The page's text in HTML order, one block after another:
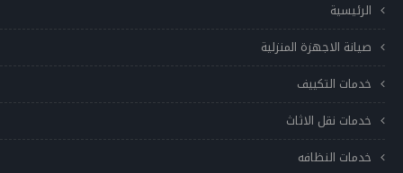
الرئيسية
صيانة الاجهزة المنزلية
خدمات التكييف
خدمات نقل الاثاث
خدمات النظافه